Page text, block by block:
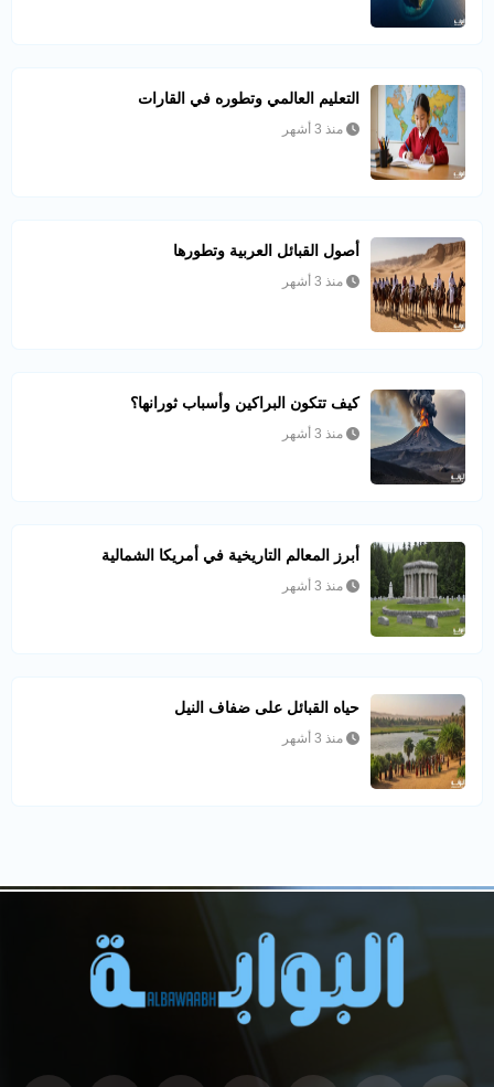
التعليم العالمي وتطوره في القارات
منذ 3 أشهر
أصول القبائل العربية وتطورها
منذ 3 أشهر
كيف تتكون البراكين وأسباب ثورانها؟
منذ 3 أشهر
أبرز المعالم التاريخية في أمريكا الشمالية
منذ 3 أشهر
حياه القبائل على ضفاف النيل
منذ 3 أشهر